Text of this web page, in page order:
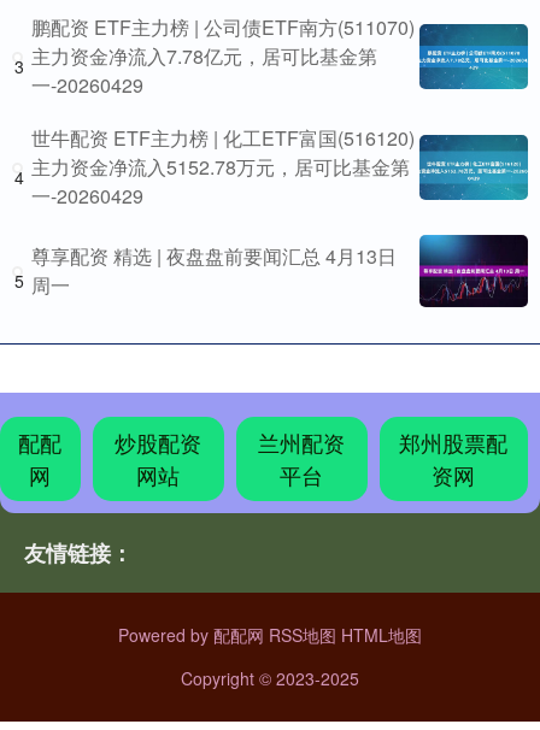
3
鹏配资 ETF主力榜 | 公司债ETF南方(511070)
主力资金净流入7.78亿元，居可比基金第
一-20260429
4
世牛配资 ETF主力榜 | 化工ETF富国(516120)
主力资金净流入5152.78万元，居可比基金第
一-20260429
5
尊享配资 精选 | 夜盘盘前要闻汇总 4月13日
周一
配配
网
炒股配资
网站
兰州配资
平台
郑州股票配
资网
友情链接：
Powered by 配配网 RSS地图 HTML地图
Copyright © 2023-2025